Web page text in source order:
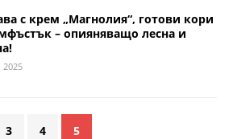
с крем „Магнолия“, готови кори
– опияняващо лесна и
3 4 5